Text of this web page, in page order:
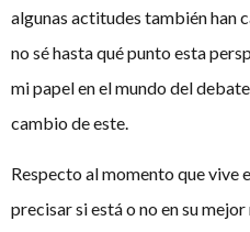
algunas actitudes también han
no sé hasta qué punto esta
mi papel en el mundo del
cambio de este.
Respecto al momento que vive
precisar si está o no en su